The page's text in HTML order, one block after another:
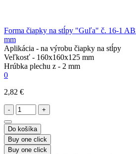
Forma čiapky na stĺpy "Guľa" č. 16-1
mm
Aplikácia - na výrobu čiapky na stĺpy
Veľkosť - 160x160x125 mm
Hrúbka plechu z - 2 mm
0
2,82 €
- +
Do košíka
Buy one click
Buy one click